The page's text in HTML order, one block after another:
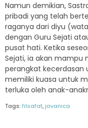
Namun demikian,
pribadi yang telah
raganya dari diyu
dengan Guru Sejati
pusat hati. Ketika
Sejati, ia akan mampu
perangkat kecerdasan
memiliki kuasa untuk
terluka oleh anak-
Tags:filsafat, javanica